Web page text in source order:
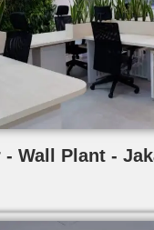
Wall Plant -